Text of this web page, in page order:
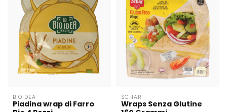
BIOIDEA
Piadina wrap di Farro
SCHAR
Wraps Senza Glutine